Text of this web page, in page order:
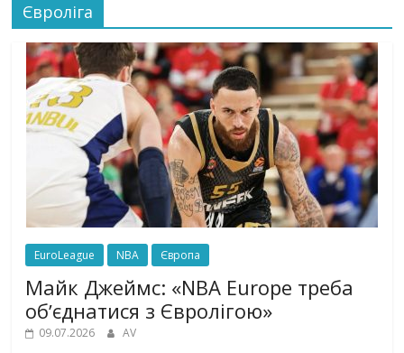
Євроліга
EuroLeague NBA Європа
Майк Джеймс: «NBA Europe треба
обʼєднатися з Євролігою»
09.07.2026 AV